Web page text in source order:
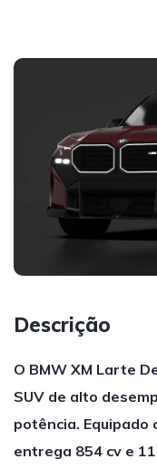
Descrição
O BMW XM Larte
SUV de alto
potência. Equipado
entrega 854 cv e